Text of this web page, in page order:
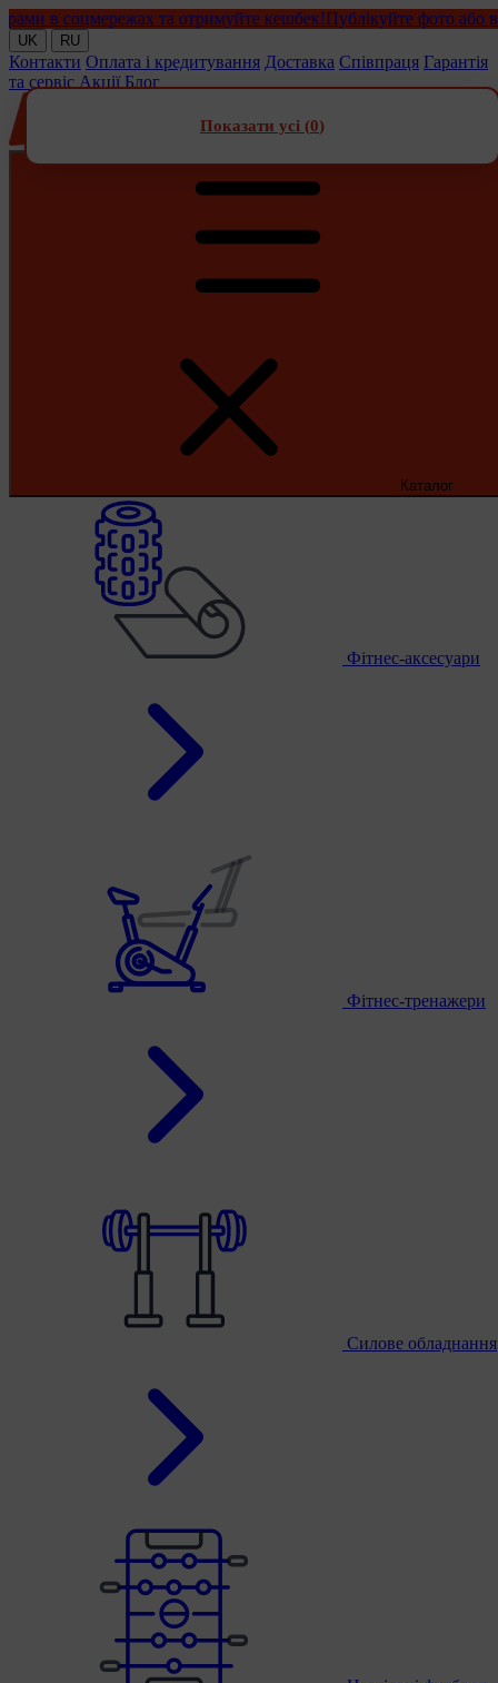
в соцмережах та отримуйте кешбек!Публікуйте фото або
UK RU
Контакти Оплата і кредитування Доставка Співпраця Гарантія
та сервіс Акції Блог
Каталог
Фітнес-аксесуари
Фітнес-тренажери
Силове обладнання
Показати усі (0)